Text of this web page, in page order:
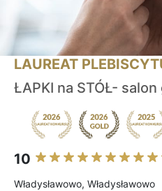
LAUREAT
ŁAPKI na STÓŁ-
10
Władysławowo, Władysławowo